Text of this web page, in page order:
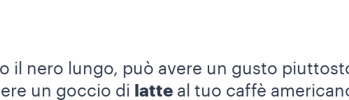
il nero lungo, può avere un gusto
un goccio di latte al tuo caffè